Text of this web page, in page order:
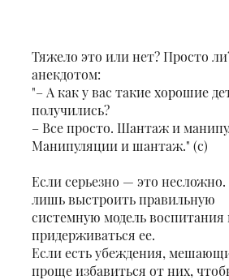
Тяжело это или нет? Просто
анекдотом:
"– А как у вас такие хорошие
получились?
– Все просто. Шантаж и
Манипуляции и шантаж." (с)
Если серьезно — это
лишь выстроить правильную
системную модель воспитания
придерживаться ее.
Если есть убеждения,
проще избавиться от них,